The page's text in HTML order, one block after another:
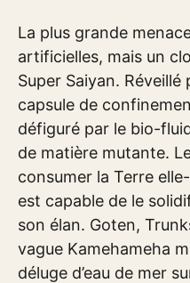
La plus grande
artificielles, mais un
Super Saiyan.
capsule de
défiguré par le bio-
de matière mutante.
consumer la Terre
est capable de le
son élan. Goten,
vague Kamehameha
déluge d’eau de mer